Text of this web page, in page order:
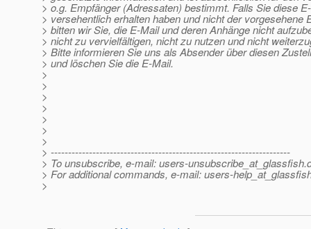
> o.g. Empfänger (Adressaten) bestimmt. Falls Sie diese
> versehentlich erhalten haben und nicht der vorgesehene
> bitten wir Sie, die E-Mail und deren Anhänge nicht
> nicht zu vervielfältigen, nicht zu nutzen und nicht
> Bitte informieren Sie uns als Absender über diesen
> und löschen Sie die E-Mail.
>
>
>
>
>
>
>
> ---------------------------------------------------------------------
> To unsubscribe, e-mail: users-unsubscribe_at_glassfish.
> For additional commands, e-mail: users-
>